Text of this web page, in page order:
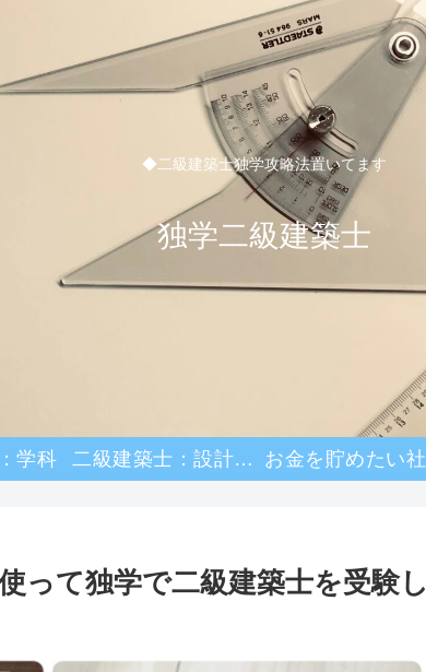
◆二級建築士独学攻略法置いてます
独学二級建築士
学科 二級建築士：設計製図
って独学で二級建築士を受験し